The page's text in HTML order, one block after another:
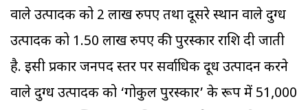
वाले उत्पादक को 2 लाख रुपए तथा दूसरे स्थान वाले दुग्ध
उत्पादक को 1.50 लाख रुपए की पुरस्कार राशि दी जाती
है. इसी प्रकार जनपद स्तर पर सर्वाधिक दूध उत्पादन करने
वाले दुग्ध उत्पादक को ‘गोकुल पुरस्कार’ के रूप में 51,000